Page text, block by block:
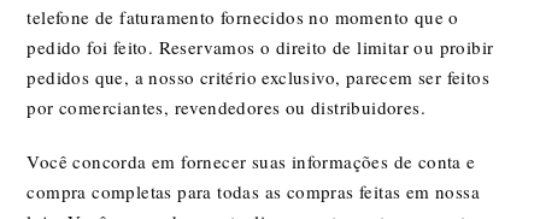
telefone de faturamento fornecidos no momento que o
pedido foi feito. Reservamos o direito de limitar ou proibir
pedidos que, a nosso critério exclusivo, parecem ser feitos
por comerciantes, revendedores ou distribuidores.
Você concorda em fornecer suas informações de conta e
compra completas para todas as compras feitas em nossa